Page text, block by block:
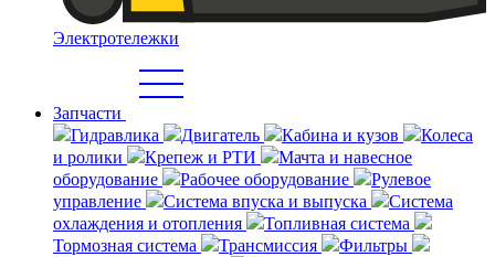
Электротележки
Запчасти
Гидравлика
Двигатель Кабина и кузов
Колеса
и ролики
Крепеж и РТИ
Мачта и навесное
оборудование
Рабочее оборудование
Рулевое
управление
Система впуска и выпуска
Система
охлаждения и отопления
Топливная система
Тормозная система
Трансмиссия
Фильтры